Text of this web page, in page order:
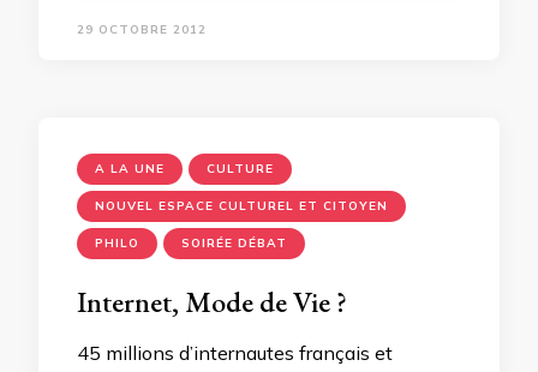
29 OCTOBRE 2012
A LA UNE CULTURE
NOUVEL ESPACE CULTUREL ET CITOYEN
PHILO SOIRÉE DÉBAT
Internet, Mode de Vie ?
45 millions d’internautes français et